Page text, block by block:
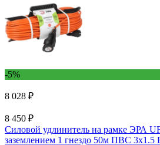
-5%
8 028 ₽
8 450 ₽
Силовой удлинитель на рамке ЭРА
заземлением 1 гнездо 50м ПВС 3х1.5